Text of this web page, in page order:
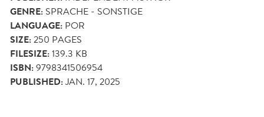
GENRE: SPRACHE - SONSTIGE
LANGUAGE: POR
SIZE:250 PAGES
FILESIZE:139.3 KB
ISBN:9798341506954
PUBLISHED:JAN. 17, 2025